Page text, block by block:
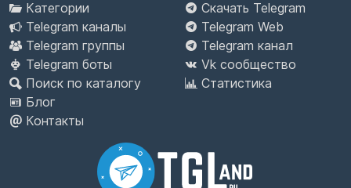
Категории
Telegram каналы
Telegram группы
Telegram боты
Поиск по каталогу
Блог
Контакты
Скачать Telegram
Telegram Web
Telegram канал
Vk сообщество
Статистика